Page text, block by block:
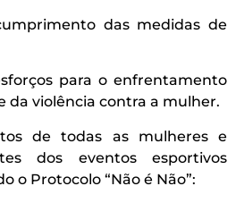
das medidas de
para o enfrentamento
da violência contra a mulher.
de todas as mulheres e
dos eventos esportivos
o Protocolo “Não é Não”: